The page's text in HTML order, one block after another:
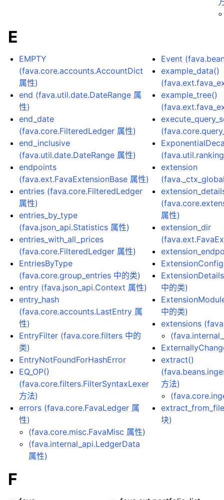
E
EMPTY
(fava.core.accounts.AccountDict
属性)
end (fava.util.date.DateRange 属
性)
end_date
(fava.core.FilteredLedger 属性)
end_inclusive
(fava.util.date.DateRange 属性)
endpoints
(fava.ext.FavaExtensionBase 属性)
entries (fava.core.FilteredLedger
属性)
entries_by_type
(fava.json_api.Statistics 属性)
entries_with_all_prices
(fava.core.FilteredLedger 属性)
EntriesByType
(fava.core.group_entries 中的类)
entry (fava.json_api.Context 属性)
entry_hash
(fava.core.accounts.LastEntry 属
性)
EntryFilter (fava.core.filters 中的
类)
EntryNotFoundForHashError
EQ_OP()
(fava.core.filters.FilterSyntaxLexer
方法)
errors (fava.core.FavaLedger 属
性)
(fava.core.misc.FavaMisc 属性)
(fava.internal_api.LedgerData
属性)
Event
example_data()
example_tree()
extension
属性)
extension_dir
中的类)
中的类)
extensions
extract()
方法)
块)
F